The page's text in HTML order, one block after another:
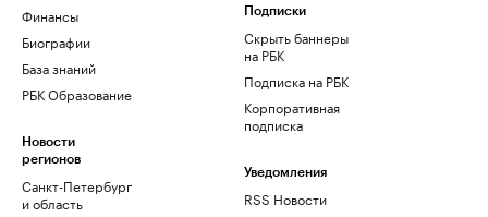
Финансы
Биографии
База знаний
РБК Образование
Новости
регионов
Санкт-Петербург
и область
Подписки
Скрыть баннеры
на РБК
Подписка на РБК
Корпоративная
подписка
Уведомления
RSS Новости